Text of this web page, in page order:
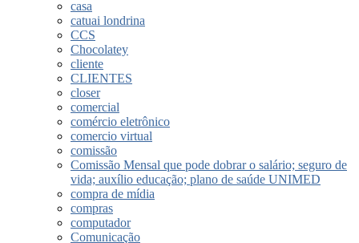
casa
catuai londrina
CCS
Chocolatey
cliente
CLIENTES
closer
comercial
comércio eletrônico
comercio virtual
comissão
Comissão Mensal que pode dobrar o salário; seguro de
vida; auxílio educação; plano de saúde UNIMED
compra de mídia
compras
computador
Comunicação